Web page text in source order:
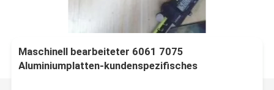
Maschinell bearbeiteter 6061 7075
Aluminiumplatten-kundenspezifisches